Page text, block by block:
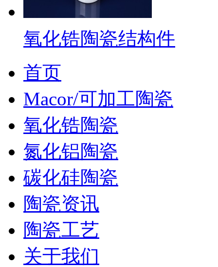
氧化锆陶瓷结构件
首页
Macor/可加工陶瓷
氧化锆陶瓷
氮化铝陶瓷
碳化硅陶瓷
陶瓷资讯
陶瓷工艺
关于我们